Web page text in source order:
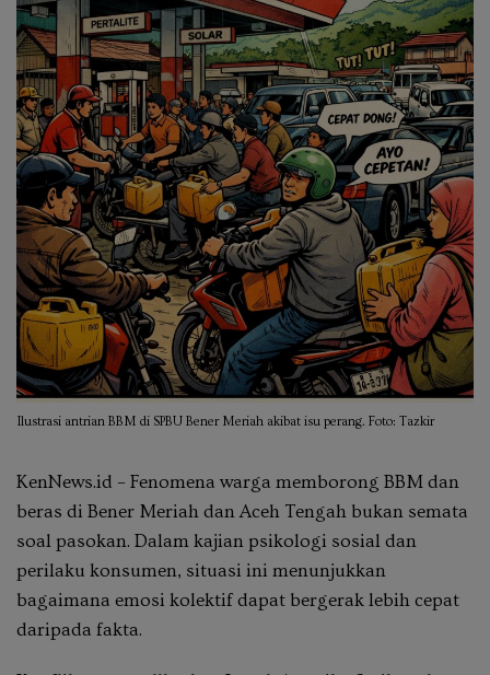
Ilustrasi antrian BBM di SPBU Bener Meriah akibat isu perang. Foto: Tazkir
KenNews.id – Fenomena warga memborong BBM dan
beras di Bener Meriah dan Aceh Tengah bukan semata
soal pasokan. Dalam kajian psikologi sosial dan
perilaku konsumen, situasi ini menunjukkan
bagaimana emosi kolektif dapat bergerak lebih cepat
daripada fakta.